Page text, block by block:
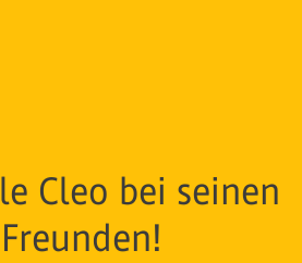
Cleo bei seinen